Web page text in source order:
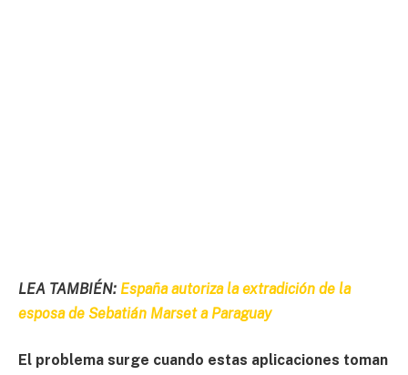
LEA TAMBIÉN: España autoriza la extradición de la
esposa de Sebatián Marset a Paraguay
El problema surge cuando estas aplicaciones toman